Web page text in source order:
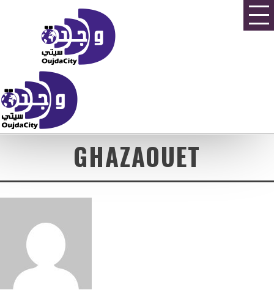
GHAZAOUET